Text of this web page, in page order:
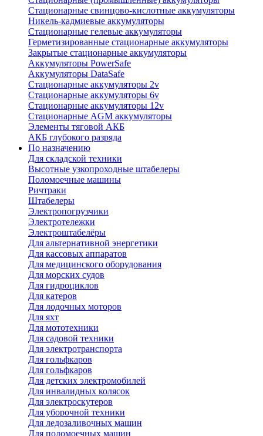
Стационарные свинцово-кислотные аккумуляторы
Никель-кадмиевые аккумуляторы
Стационарные гелевые аккумуляторы
Герметизированные стационарные аккумуляторы
Закрытые стационарные аккумуляторы
Аккумуляторы PowerSafe
Аккумуляторы DataSafe
Стационарные аккумуляторы 2v
Стационарные аккумуляторы 6v
Стационарные аккумуляторы 12v
Стационарные AGM аккумуляторы
Элементы тяговой АКБ
АКБ глубокого разряда
По назначению
Для складской техники
Высотные узкопроходные штабелеры
Поломоечные машины
Ричтраки
Штабелеры
Электропогрузчики
Электротележки
Электроштабелёры
Для альтернативной энергетики
Для кассовых аппаратов
Для медицинского оборудования
Для морских судов
Для гидроциклов
Для катеров
Для лодочных моторов
Для яхт
Для мототехники
Для садовой техники
Для электротранспорта
Для гольфкаров
Для гольфкаров
Для детских электромобилей
Для инвалидных колясок
Для электроскутеров
Для уборочной техники
Для ледозаливочных машин
Для поломоечных машин